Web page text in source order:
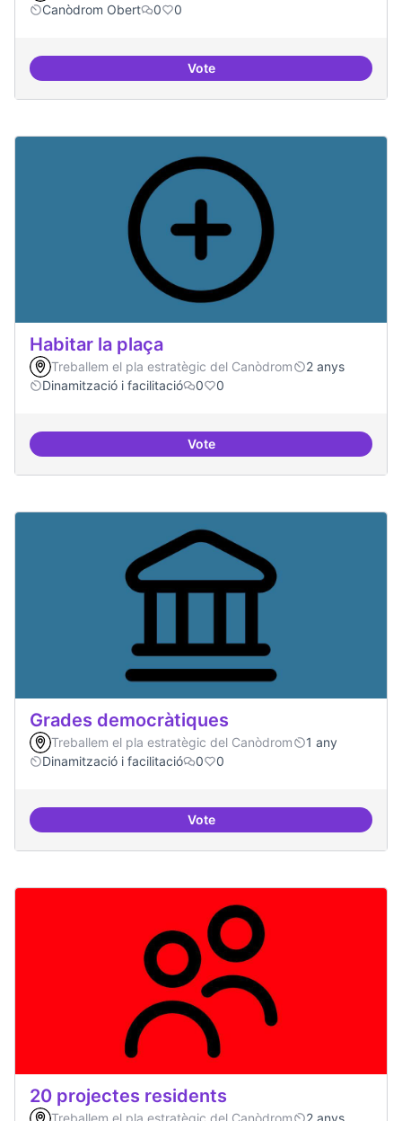
Canòdrom Obert
0 0
VoteEspais oberts i cuidats
Habitar la plaça
Treballem el pla estratègic del Canòdrom
2 anys
Dinamització i facilitació
0 0
VoteHabitar la plaça
Grades democràtiques
Treballem el pla estratègic del Canòdrom
1 any
Dinamització i facilitació
0 0
VoteGrades democràtiques
20 projectes residents